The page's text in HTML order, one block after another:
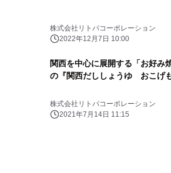
株式会社リトパコーポレーション
2022年12月7日 10:00
関西を中心に展開する「お好み
の『関西だししょうゆ おこげ
株式会社リトパコーポレーション
2021年7月14日 11:15